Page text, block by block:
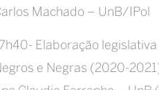
Machado – UnB/IPol
Elaboração
e Negras (2020-